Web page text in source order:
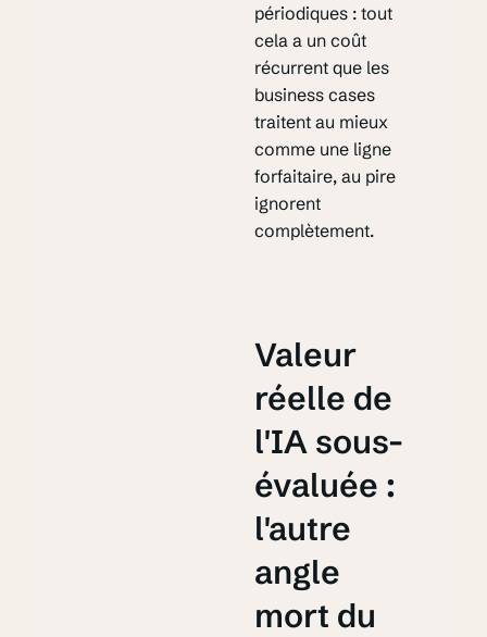
périodiques : tout
cela a un coût
récurrent que les
business cases
traitent au mieux
comme une ligne
forfaitaire, au pire
ignorent
complètement.
Valeur
réelle de
l'IA sous-
évaluée :
l'autre
angle
mort du